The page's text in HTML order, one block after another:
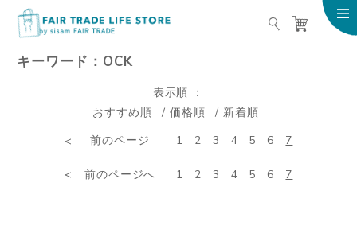
FAIR TRADE LIFE
キーワード：OCK
表示順
おすすめ順
価格順
新着順
前のページ
1 2 3 4 5 6 7
前のページへ 1 2 3 4 5 6 7